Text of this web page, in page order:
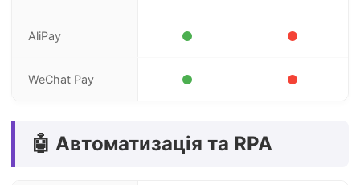
AliPay
WeChat Pay
🤖 Автоматизація та RPA